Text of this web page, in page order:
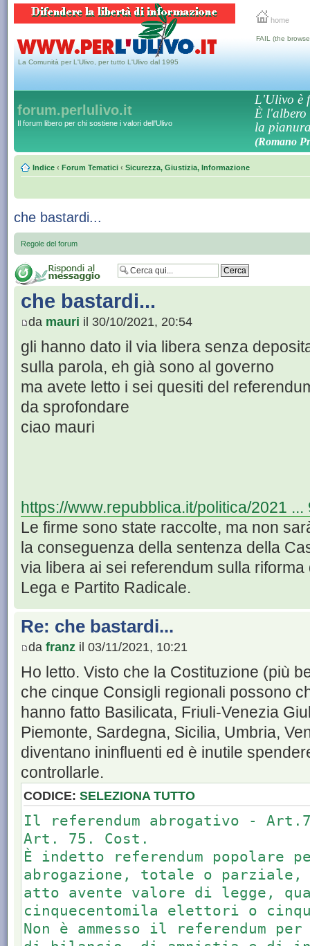
home
La Comunità per L'Ulivo, per tutto L'Ulivo dal 1995
FAIL (the
forum.perlulivo.it
Il forum libero per chi sostiene i valori dell'Ulivo
L'Ulivo è
È l'albero
la
(Romano
Indice ‹ Forum Tematici ‹ Sicurezza, Giustizia, Informazione
che bastardi...
Regole del forum
che bastardi...
da mauri il 30/10/2021, 20:54
gli hanno dato il via libera senza
sulla parola, eh già sono al governo
ma avete letto i sei quesiti del
da sprofondare
ciao mauri
https://www.repubblica.it/politica/2021 ...
Le firme sono state raccolte, ma non
la conseguenza della sentenza della
via libera ai sei referendum sulla
Lega e Partito Radicale.
Re: che bastardi...
da franz il 03/11/2021, 10:21
Ho letto. Visto che la Costituzione (più
che cinque Consigli regionali possono
hanno fatto Basilicata, Friuli-Venezia
Piemonte, Sardegna, Sicilia, Umbria,
diventano ininfluenti ed è inutile
controllarle.
CODICE: SELEZIONA TUTTO
Il referendum abrogativo -
Art. 75. Cost.
È indetto referendum popolare
abrogazione, totale o
atto avente valore di legge,
cinquecentomila elettori o
Non è ammesso il referendum